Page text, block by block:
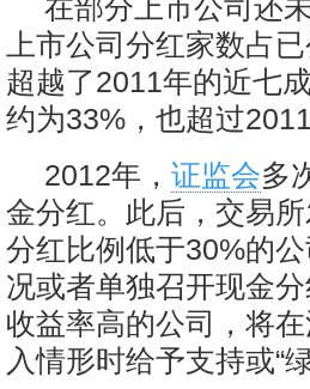
在部分上市公司还
上市公司分红家数占
超越了2011年的近七
约为33%，也超过
2012年， 证监会多
金分红。此后，交易
分红比例低于30%的
况或者单独召开现金
收益率高的公司，将
入情形时给予支持或“